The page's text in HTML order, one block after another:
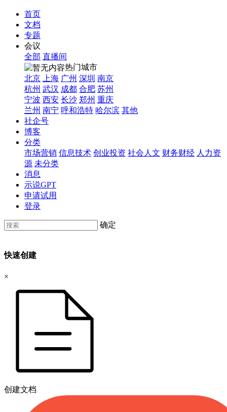
首页
文档
专题
会议
全部 直播间
热门城市
北京
上海 广州 深圳 南京
杭州 武汉 成都 合肥 苏州
宁波 西安 长沙 郑州 重庆
兰州 南宁 呼和浩特 哈尔滨 其他
社企号
博客
分类
市场营销 信息技术 创业投资 社会人文 财务财经 人力资
源 未分类
消息
示说GPT
申请试用
登录
确定
快速创建
×
创建文档